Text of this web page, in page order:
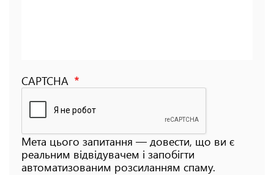
CAPTCHA
Мета цього запитання — довести, що ви є
реальним відвідувачем і запобігти
автоматизованим розсиланням спаму.